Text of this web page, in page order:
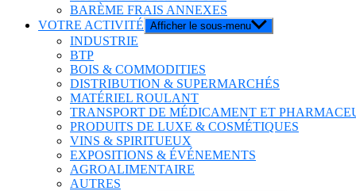
BARÈME FRAIS ANNEXES
VOTRE ACTIVITÉ Afficher le sous-menu
INDUSTRIE
BTP
BOIS & COMMODITIES
DISTRIBUTION & SUPERMARCHÉS
MATÉRIEL ROULANT
TRANSPORT DE MÉDICAMENT ET
PRODUITS DE LUXE & COSMÉTIQUES
VINS & SPIRITUEUX
EXPOSITIONS & ÉVÉNEMENTS
AGROALIMENTAIRE
AUTRES